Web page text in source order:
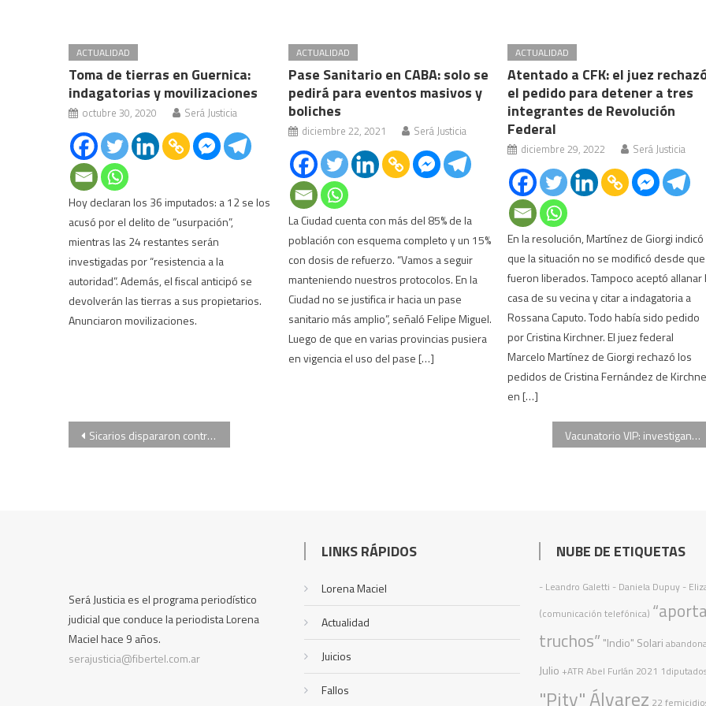
ACTUALIDAD
Toma de tierras en Guernica:
indagatorias y movilizaciones
octubre 30, 2020 Será Justicia
Hoy declaran los 36 imputados: a 12 se los
acusó por el delito de “usurpación”,
mientras las 24 restantes serán
investigadas por “resistencia a la
autoridad”. Además, el fiscal anticipó se
devolverán las tierras a sus propietarios.
Anunciaron movilizaciones.
ACTUALIDAD
Pase Sanitario en CABA: solo se
pedirá para eventos masivos y
boliches
diciembre 22, 2021 Será Justicia
La Ciudad cuenta con más del 85% de la
población con esquema completo y un 15%
con dosis de refuerzo. “Vamos a seguir
manteniendo nuestros protocolos. En la
Ciudad no se justifica ir hacia un pase
sanitario más amplio”, señaló Felipe Miguel.
Luego de que en varias provincias pusiera
en vigencia el uso del pase […]
ACTUALIDAD
Atentado a CFK: el juez
el pedido para detener a tres
integrantes de Revolución
Federal
diciembre 29, 2022 Será Justicia
En la resolución, Martínez de Giorgi indicó
que la situación no se modificó desde que
fueron liberados. Tampoco aceptó allanar
casa de su vecina y citar a indagatoria a
Rossana Caputo. Todo había sido pedido
por Cristina Kirchner. El juez federal
Marcelo Martínez de Giorgi rechazó los
pedidos de Cristina Fernández de
en […]
Navegación
Sicarios dispararon contra 2 restaurantes que estaban llenos de gente: hay 3 heridos de gravedad Vacunatorio VIP: investigan las llamadas de la ministra Carla Vizzotti
Será Justicia es el programa periodístico
judicial que conduce la periodista Lorena
Maciel hace 9 años.
serajusticia@fibertel.com.ar
LINKS RÁPIDOS
Lorena Maciel
Actualidad
Juicios
Fallos
NUBE DE ETIQUETAS
- Leandro Galetti - Daniela Dupuy -
(comunicación telefónica)
truchos” "Indio" Solari
Julio +ATR Abel Furlán 2021
"Pity" Álvarez 22